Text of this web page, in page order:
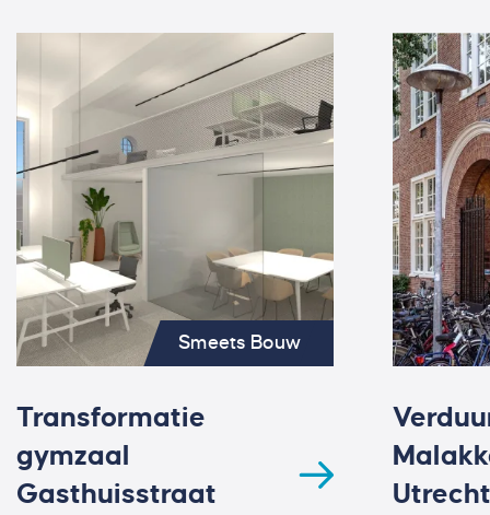
Smeets Bouw
Transformatie
gymzaal
Gasthuisstraat
Utrecht